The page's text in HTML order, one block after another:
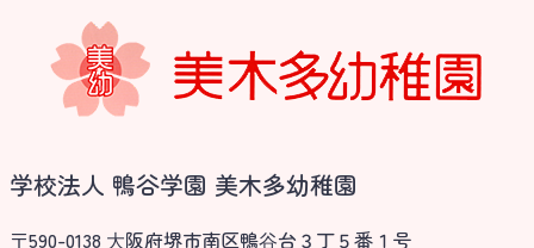
学校法人 鴨谷学園 美木多幼稚園
〒590-0138 ⼤阪府堺市南区鴨⾕台３丁５番１号